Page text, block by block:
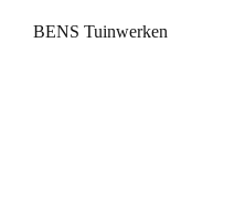
BENS Tuinwerken